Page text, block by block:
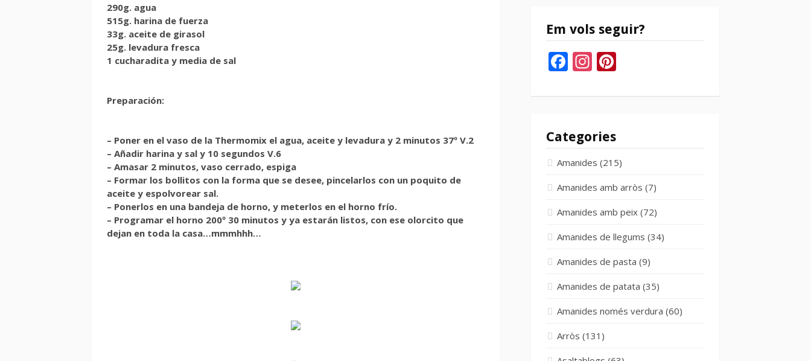
290g. agua
515g. harina de fuerza
33g. aceite de girasol
25g. levadura fresca
1 cucharadita y media de sal
Preparación:
– Poner en el vaso de la Thermomix el agua, aceite y levadura y 2 minutos 37º V.2
– Añadir harina y sal y 10 segundos V.6
– Amasar 2 minutos, vaso cerrado, espiga
– Formar los bollitos con la forma que se desee, pincelarlos con un poquito de
aceite y espolvorear sal.
– Ponerlos en una bandeja de horno, y meterlos en el horno frío.
– Programar el horno 200º 30 minutos y ya estarán listos, con ese olorcito que
dejan en toda la casa…mmmhhh…
Em vols seguir?
Facebook
Instagram
Categories
Amanides (215)
Amanides amb arròs (7)
Amanides amb peix (72)
Amanides de llegums (34)
Amanides de pasta (9)
Amanides de patata (35)
Amanides només verdura (60)
Arròs (131)